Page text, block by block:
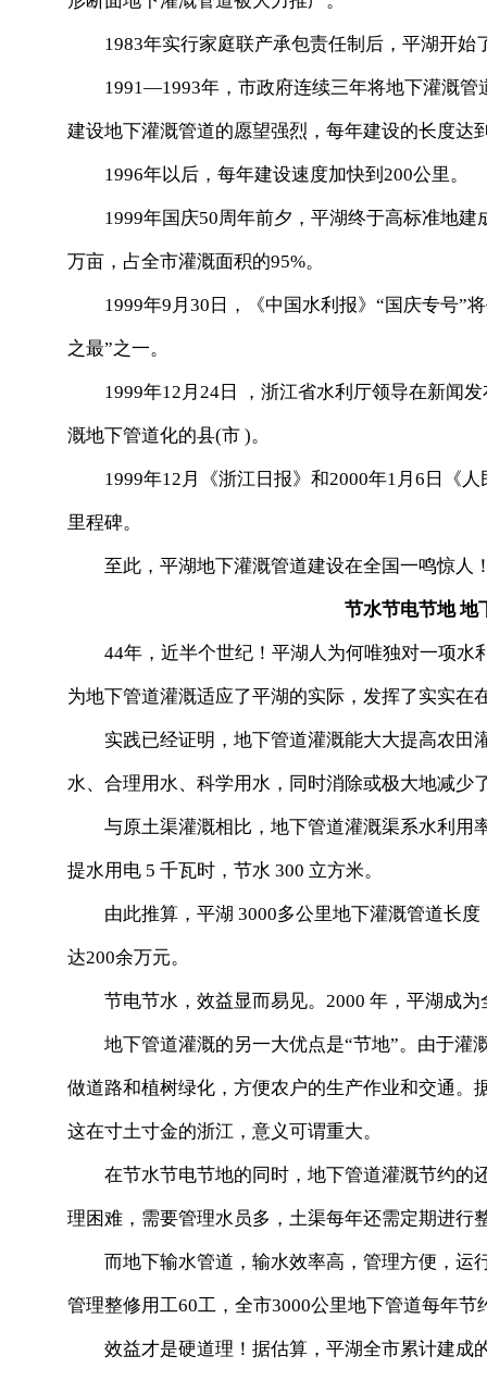
1983年实行家庭联产承包责任制后，平湖开始
1991—1993年，市政府连续三年将地下灌溉管
建设地下灌溉管道的愿望强烈，每年建设的长度达
1996年以后，每年建设速度加快到200公里。
1999年国庆50周年前夕，平湖终于高标准地建
万亩，占全市灌溉面积的95%。
1999年9月30日，《中国水利报》“国庆专号”
之最”之一。
1999年12月24日 ，浙江省水利厅领导在新闻发
溉地下管道化的县(市 )。
1999年12月《浙江日报》和2000年1月6日《人
里程碑。
至此，平湖地下灌溉管道建设在全国一鸣惊人
节水节电节地 地
44年，近半个世纪！平湖人为何唯独对一项水
为地下管道灌溉适应了平湖的实际，发挥了实实在
实践已经证明，地下管道灌溉能大大提高农田
水、合理用水、科学用水，同时消除或极大地减少
与原土渠灌溉相比，地下管道灌溉渠系水利用
提水用电 5 千瓦时，节水 300 立方米。
由此推算，平湖 3000多公里地下灌溉管道长度
达200余万元。
节电节水，效益显而易见。2000 年，平湖成为
地下管道灌溉的另一大优点是“节地”。由于灌
做道路和植树绿化，方便农户的生产作业和交通。
这在寸土寸金的浙江，意义可谓重大。
在节水节电节地的同时，地下管道灌溉节约的
理困难，需要管理水员多，土渠每年还需定期进行
而地下输水管道，输水效率高，管理方便，运
管理整修用工60工，全市3000公里地下管道每年节
效益才是硬道理！据估算，平湖全市累计建成